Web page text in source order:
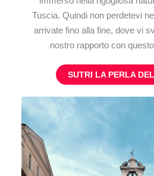
Tuscia. Quindi non perdetevi
arrivate fino alla fine, dove vi
nostro rapporto con
SUTRI LA PERLA